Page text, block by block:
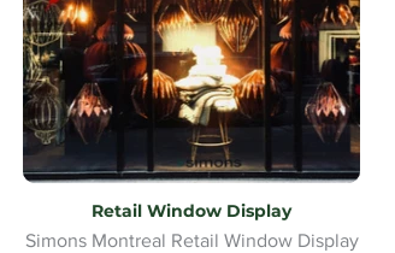
Retail Window Display
Simons Montreal Retail Window Display